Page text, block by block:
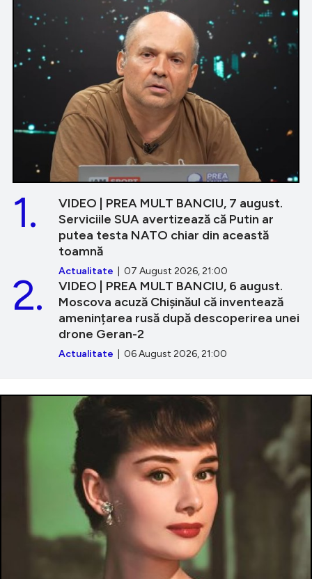
VIDEO | PREA MULT BANCIU, 7 august.
Serviciile SUA avertizează că Putin ar
putea testa NATO chiar din această
toamnă
Actualitate | 07 August 2026, 21:00
1.
VIDEO | PREA MULT BANCIU, 6 august.
Moscova acuză Chișinăul că inventează
amenințarea rusă după descoperirea unei
drone Geran-2
Actualitate | 06 August 2026, 21:00
2.